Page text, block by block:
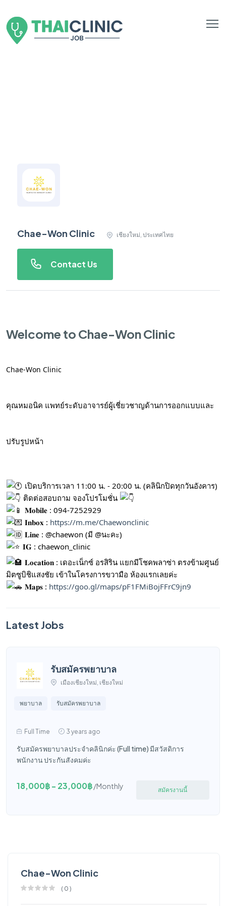
Chae-Won Clinic เชียงใหม่, ประเทศไทย
Contact Us
Welcome to Chae-Won Clinic
Chae-Won Clinic
คุณหมอนิค แพทย์ระดับอาจารย์ผู้เชี่ยวชาญด้านการออกแบบและ
ปรับรูปหน้า
เปิดบริการเวลา 11:00 น. - 20:00 น. (คลินิกปิดทุกวันอังคาร)
ติดต่อสอบถาม จองโปรโมชั่น
𝐌𝐨𝐛𝐢𝐥𝐞 : 094-7252929
𝐈𝐧𝐛𝐨𝐱 : https://m.me/Chaewonclinic
𝐋𝐢𝐧𝐞 : @chaewon (มี @นะคะ)
𝐈𝐆 : chaewon_clinic
𝐋𝐨𝐜𝐚𝐭𝐢𝐨𝐧 : เดอะเน็กซ์ อรสิริน แยกมีโชคพลาซ่า ตรงข้ามศูนย์
มิตซูบิชิแสงชัย เข้าในโครงการขวามือ ห้องแรกเลยค่ะ
𝐌𝐚𝐩𝐬 : https://goo.gl/maps/pF1FMiBojFFrC9jn9
Latest Jobs
รับสมัครพยาบาล
เมืองเชียงใหม่, เชียงใหม่
พยาบาล รับสมัครพยาบาล
Full Time 3 years ago
รับสมัครพยาบาลประจำคลินิกค่ะ (Full time) มีสวัสดิการ
พนักงาน ประกันสังคมค่ะ
18,000฿ - 23,000฿/Monthly สมัครงานนี้
Chae-Won Clinic
( 0 )